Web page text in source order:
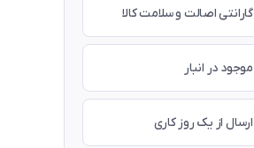
گارانتی اصالت و سلامت کالا
موجود در انبار
ارسال از یک روز کاری